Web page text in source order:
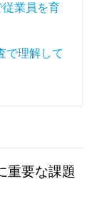
業員を育
で理解して
重要な課題